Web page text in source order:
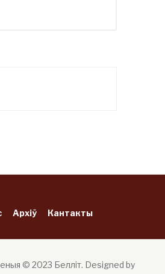
Архіў Кантакты
© 2023 Белліт. Designed by